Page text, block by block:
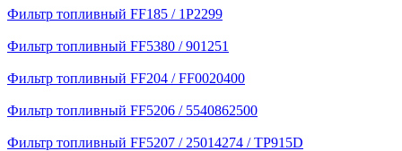
Фильтр топливный FF185 / 1P2299
Фильтр топливный FF5380 / 901251
Фильтр топливный FF204 / FF0020400
Фильтр топливный FF5206 / 5540862500
Фильтр топливный FF5207 / 25014274 / TP915D